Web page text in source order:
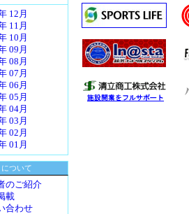
12月
11月
10月
09月
08月
07月
06月
05月
04月
03月
02月
01月
ついて
のご紹介
載
合わせ